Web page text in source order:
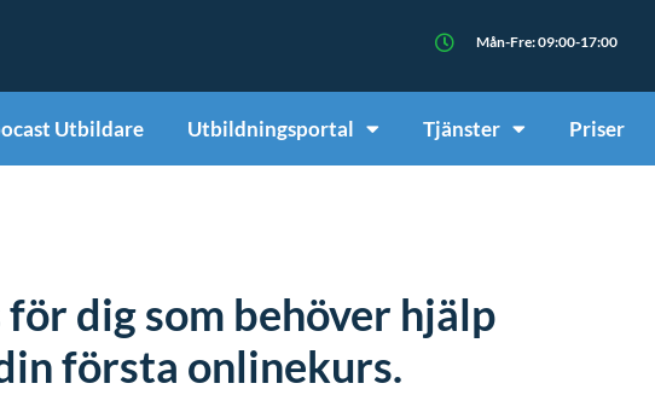
Mån-Fre: 09:00-17:00
Utbildare Utbildningsportal Tjänster Priser
dig som behöver hjälp
första onlinekurs.